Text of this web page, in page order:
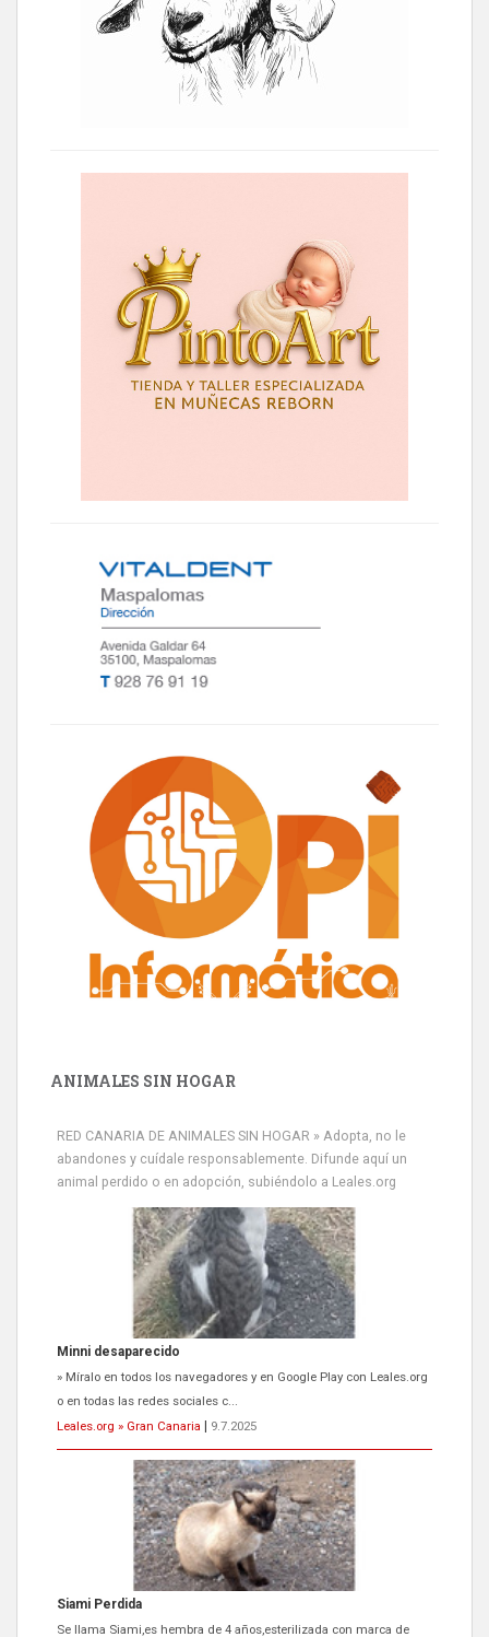
ANIMALES SIN HOGAR
RED CANARIA DE ANIMALES SIN HOGAR » Adopta, no le
abandones y cuídale responsablemente. Difunde aquí un
animal perdido o en adopción, subiéndolo a Leales.org
Minni desaparecido
» Míralo en todos los navegadores y en Google Play con Leales.org
o en todas las redes sociales c...
Leales.org » Gran Canaria
9.7.2025
Siami Perdida
Se llama Siami,es hembra de 4 años,esterilizada con marca de